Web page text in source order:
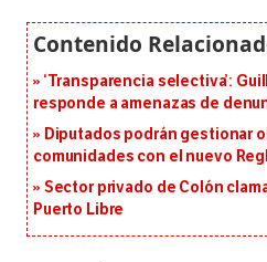
‘Transparencia selectiva’:
responde a amenazas de
Diputados podrán gestionar
comunidades con el nuevo
Sector privado de Colón
Puerto Libre